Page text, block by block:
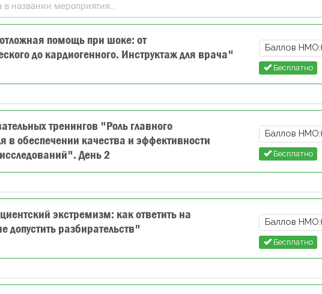
помощь при шоке: от
до кардиогенного. Инструктаж для врача"
Баллов НМО:
Бесплатно
тренингов "Роль главного
в обеспечении качества и эффективности
День 2
Баллов НМО:
Бесплатно
экстремизм: как ответить на
допустить разбирательств"
Баллов НМО:
Бесплатно